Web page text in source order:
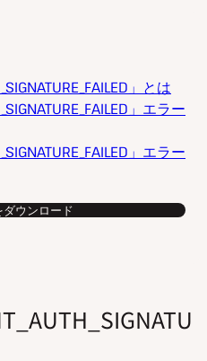
」とは
」エラー
」エラー
ダウンロード